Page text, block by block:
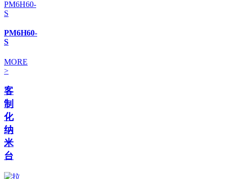
PM6H60-
S
MORE
>
客
制
化
纳
米
台